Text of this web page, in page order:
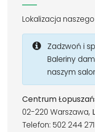
Lokalizacja
Zadzwoń i
Baleriny
naszym
Centrum
02-220 Warszawa,
Telefon: 502 244 271